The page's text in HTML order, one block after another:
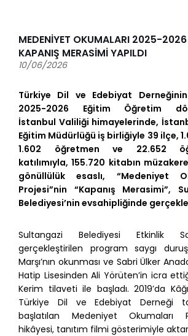
MEDENİYET OKUMALARI 2025-2026
KAPANIŞ MERASİMİ YAPILDI
10/06/2026
Türkiye Dil ve Edebiyat Derneğinin
2025-2026 Eğitim Öğretim
İstanbul Valiliği himayelerinde,
Eğitim Müdürlüğü iş birliğiyle 39 ilçe,
1.602 öğretmen ve 22.652
katılımıyla, 155.720 kitabın
gönüllülük esaslı, “Medeniyet
Projesi”nin “Kapanış Merasimi”,
Belediyesi’nin evsahipliğinde
Sultangazi Belediyesi Etkinlik
gerçekleştirilen program saygı
Marşı’nın okunması ve Sabri Ülker
Hatip Lisesinden Ali Yörüten’in icra
Kerim tilaveti ile başladı. 2019’da
Türkiye Dil ve Edebiyat Derneği
başlatılan Medeniyet Okumaları
hikâyesi, tanıtım filmi gösterimiyle